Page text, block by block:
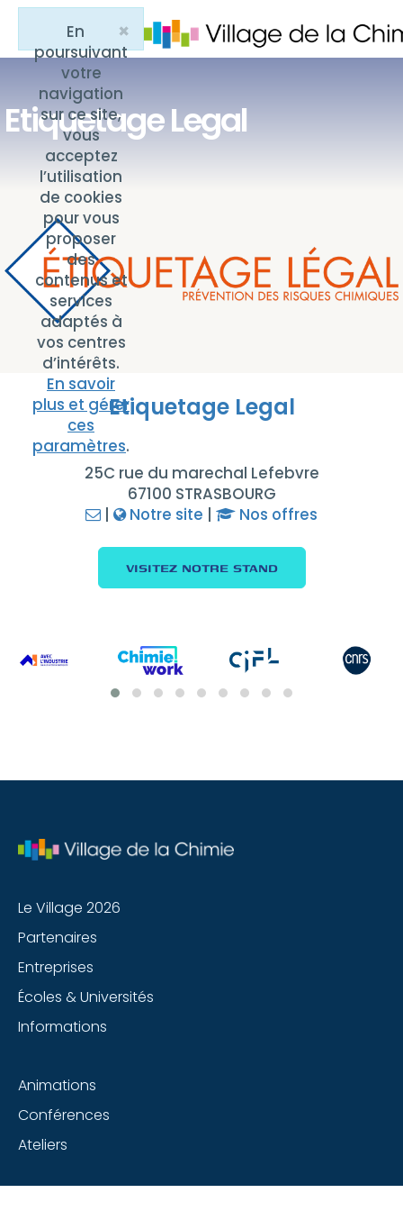
×
Close
En
poursuivant
votre
navigation
sur ce site,
vous
acceptez
l’utilisation
de cookies
pour vous
proposer
des
contenus et
services
adaptés à
vos centres
d’intérêts.
En savoir
plus et gérer
ces
paramètres.
Etiquetage Legal
Etiquetage Legal
25C rue du marechal Lefebvre
67100 STRASBOURG
|
Notre site | Nos offres
VISITEZ NOTRE STAND
Le Village 2026
Partenaires
Entreprises
Écoles & Universités
Informations
Animations
Conférences
Ateliers